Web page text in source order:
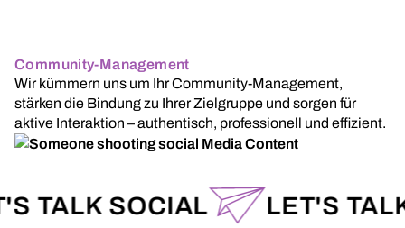
Community-Management
Wir kümmern uns um Ihr Community-Management,
stärken die Bindung zu Ihrer Zielgruppe und sorgen für
aktive Interaktion – authentisch, professionell und effizient.
SOCIAL LET'S TALK